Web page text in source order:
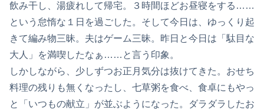
飲み干し、湯疲れして帰宅。３時間ほどお昼寝をする……
という怠惰な１日を過ごした。そして今日は、ゆっくり起
きて編み物三昧。夫はゲーム三昧。昨日と今日は「駄目な
大人」を満喫したなぁ……と言う印象。
しかしながら、少しずつお正月気分は抜けてきた。おせち
料理の残りも無くなったし、七草粥を食べ、食卓にもやっ
と「いつもの献立」が並ぶようになった。ダラダラしたお